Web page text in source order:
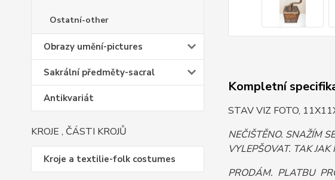
Ostatní-other
Obrazy umění-pictures
Sakrální předměty-sacral
Antikvariát
KROJE , ČÁSTI KROJŮ
Kroje a textilie-folk costumes
Kompletní
STAV VIZ FOTO,
NEČIŠTĚNO. SNAŽÍM
VYLEPŠOVAT. TAK
PRODÁM. PLATBU